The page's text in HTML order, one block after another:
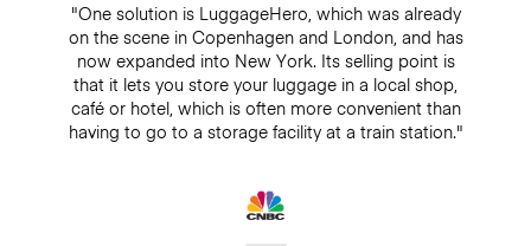
"One solution is LuggageHero, which was already
on the scene in Copenhagen and London, and has
now expanded into New York. Its selling point is
that it lets you store your luggage in a local shop,
café or hotel, which is often more convenient than
having to go to a storage facility at a train station."